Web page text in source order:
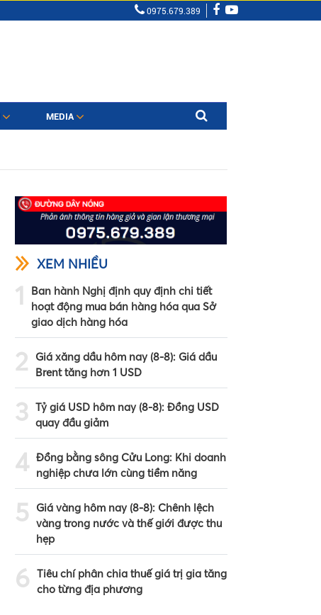
0975.679.389
MEDIA
XEM NHIỀU
1
Ban hành Nghị định quy định chi tiết
hoạt động mua bán hàng hóa qua Sở
giao dịch hàng hóa
2
Giá xăng dầu hôm nay (8-8): Giá dầu
Brent tăng hơn 1 USD
3 Tỷ giá USD hôm nay (8-8): Đồng USD
quay đầu giảm
4 Đồng bằng sông Cửu Long: Khi doanh
nghiệp chưa lớn cùng tiềm năng
5
Giá vàng hôm nay (8-8): Chênh lệch
vàng trong nước và thế giới được thu
hẹp
6 Tiêu chí phân chia thuế giá trị gia tăng
cho từng địa phương